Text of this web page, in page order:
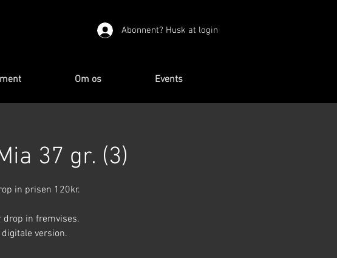
Abonnent? Husk at login
Om os Events
37 gr. (3)
in prisen 120kr.
drop in fremvises.
version.